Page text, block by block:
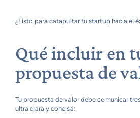
¿Listo para catapultar tu startup hacia el
Qué incluir en
propuesta de
Tu propuesta de valor debe comunicar
ultra clara y concisa: